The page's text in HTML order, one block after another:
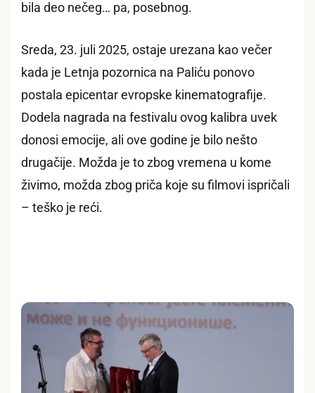
bila deo nečeg… pa, posebnog.
Sreda, 23. juli 2025, ostaje urezana kao večer
kada je Letnja pozornica na Paliću ponovo
postala epicentar evropske kinematografije.
Dodela nagrada na festivalu ovog kalibra uvek
donosi emocije, ali ove godine je bilo nešto
drugačije. Možda je to zbog vremena u kome
živimo, možda zbog priča koje su filmovi ispričali
– teško je reći.